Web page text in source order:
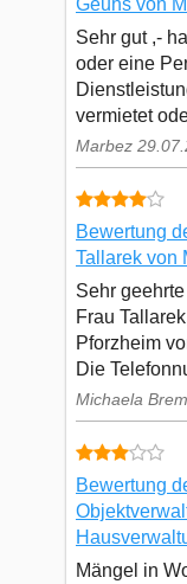
Geuhs von
Sehr gut ,-
oder eine
vermietet
Marbez
Bewertung
Tallarek von
Sehr
Frau
Pforzheim
Die
Michaela
Bewertung
Mängel in